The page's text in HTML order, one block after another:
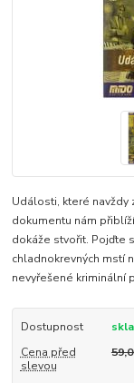
Události, které navždy
dokumentu nám
dokáže stvořit. Pojďte
chladnokrevných mstí
nevyřešené kriminální
Dostupnost
Cena před
slevou